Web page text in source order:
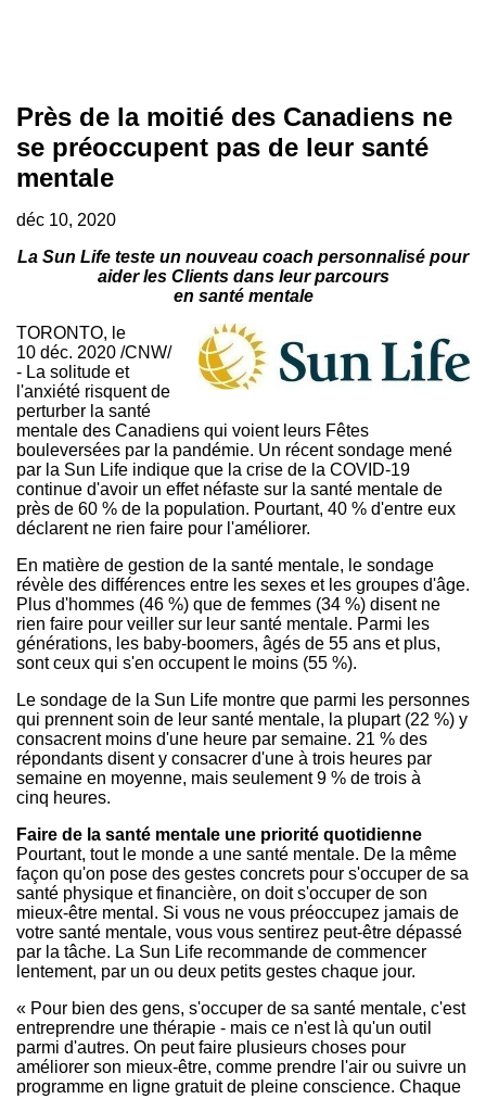
Près de la moitié des Canadiens ne
se préoccupent pas de leur santé
mentale
déc 10, 2020
La Sun Life teste un nouveau coach personnalisé pour
aider les Clients dans leur parcours
en santé mentale
TORONTO, le
10 déc. 2020 /CNW/
- La solitude et
l'anxiété risquent de
perturber la santé
mentale des Canadiens qui voient leurs Fêtes
bouleversées par la pandémie. Un récent sondage mené
par la Sun Life indique que la crise de la COVID-19
continue d'avoir un effet néfaste sur la santé mentale de
près de 60 % de la population. Pourtant, 40 % d'entre eux
déclarent ne rien faire pour l'améliorer.
En matière de gestion de la santé mentale, le sondage
révèle des différences entre les sexes et les groupes d'âge.
Plus d'hommes (46 %) que de femmes (34 %) disent ne
rien faire pour veiller sur leur santé mentale. Parmi les
générations, les baby-boomers, âgés de 55 ans et plus,
sont ceux qui s'en occupent le moins (55 %).
Le sondage de la Sun Life montre que parmi les personnes
qui prennent soin de leur santé mentale, la plupart (22 %) y
consacrent moins d'une heure par semaine. 21 % des
répondants disent y consacrer d'une à trois heures par
semaine en moyenne, mais seulement 9 % de trois à
cinq heures.
Faire de la santé mentale une priorité quotidienne
Pourtant, tout le monde a une santé mentale. De la même
façon qu'on pose des gestes concrets pour s'occuper de sa
santé physique et financière, on doit s'occuper de son
mieux-être mental. Si vous ne vous préoccupez jamais de
votre santé mentale, vous vous sentirez peut-être dépassé
par la tâche. La Sun Life recommande de commencer
lentement, par un ou deux petits gestes chaque jour.
« Pour bien des gens, s'occuper de sa santé mentale, c'est
entreprendre une thérapie - mais ce n'est là qu'un outil
parmi d'autres. On peut faire plusieurs choses pour
améliorer son mieux-être, comme prendre l'air ou suivre un
programme en ligne gratuit de pleine conscience. Chaque